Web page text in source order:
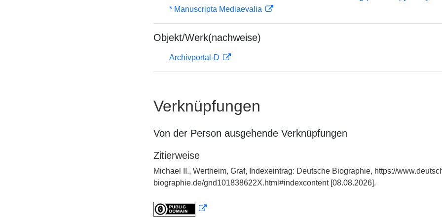
* Manuscripta Mediaevalia
Objekt/Werk(nachweise)
Archivportal-D
Verknüpfungen
Von der Person ausgehende Verknüpfungen
Zitierweise
Michael II., Wertheim, Graf, Indexeintrag: Deutsche Biographie, https://
biographie.de/gnd101838622X.html#indexcontent [08.08.2026].